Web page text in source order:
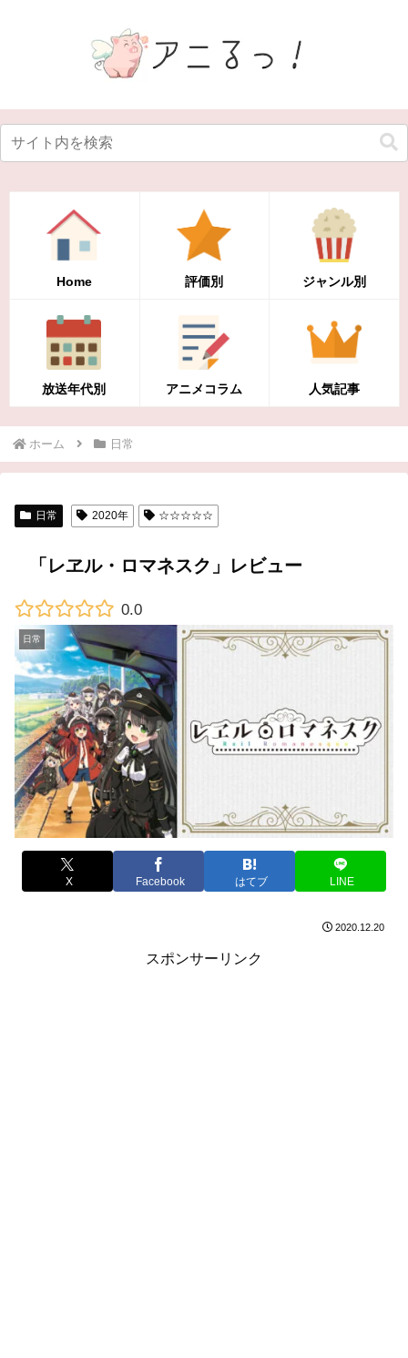
Home 評価別 ジャンル別
放送年代別 アニメコラム 人気記事
ホーム 日常
日常 2020年 ☆☆☆☆☆
「レヱル・ロマネスク」レビュー
0.0
日常
X Facebook はてブ LINE
2020.12.20
スポンサーリンク